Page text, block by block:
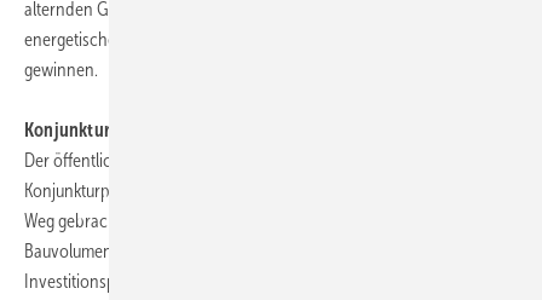
alternden Gebäudebestand getrieben werden. Insbesondere die
energetische Sanierung wird in Zukunft weiter an Bedeutung
gewinnen.
Konjunkturpakete stützen (noch) den öffentlichen Bau
Der öffentliche Bau profitiert gegenwärtig von den beiden
Konjunkturpaketen, die noch von der alten Bundesregierung auf den
Weg gebracht wurden. So stieg im Jahr 2009 das öffentliche
Bauvolumen um rund 4,5 %. Im laufenden Jahr, in dem die
Investitionsprogramme ihre volle Wirkung entfalten werden, ist sogar